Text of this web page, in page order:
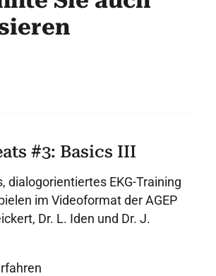
#3: Basics III
dialogorientiertes EKG-Training
im Videoformat der AGEP
Dr. L. Iden und Dr. J.